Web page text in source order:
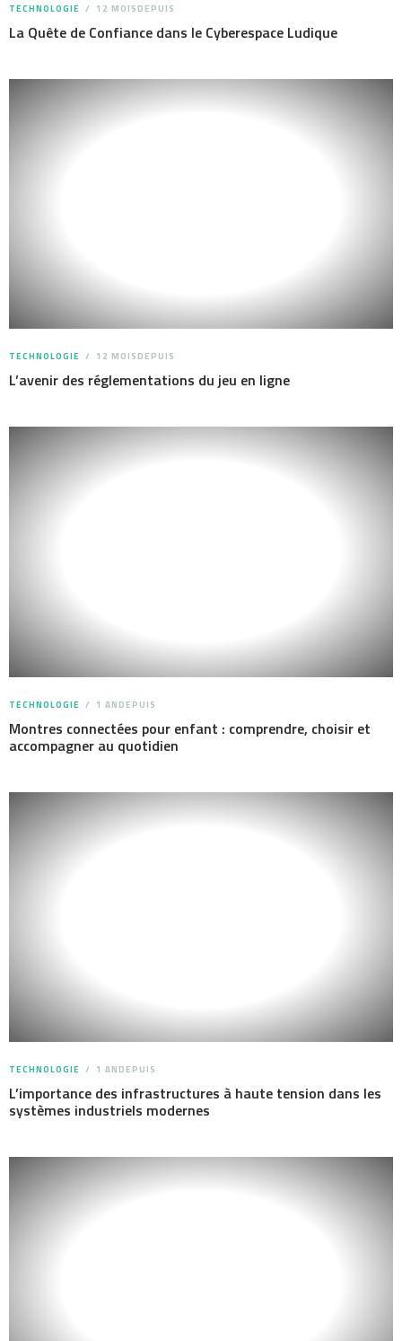
TECHNOLOGIE 12 MOISDEPUIS
La Quête de Confiance dans le Cyberespace Ludique
TECHNOLOGIE 12 MOISDEPUIS
L’avenir des réglementations du jeu en ligne
TECHNOLOGIE 1 ANDEPUIS
Montres connectées pour enfant : comprendre, choisir et
accompagner au quotidien
TECHNOLOGIE 1 ANDEPUIS
L’importance des infrastructures à haute tension dans les
systèmes industriels modernes